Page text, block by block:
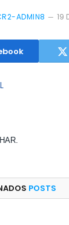
ADMIN8 19
POSTS